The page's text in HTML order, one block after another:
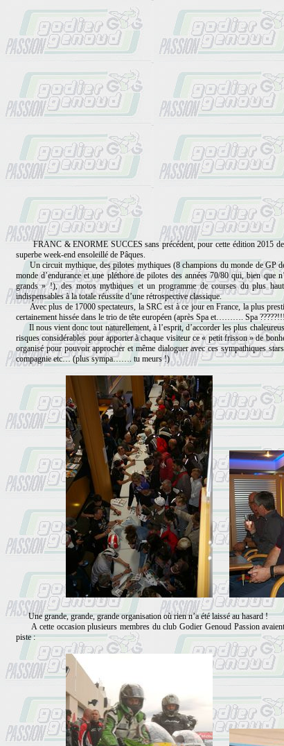
FRANC & ENORME SUCCES sans précédent, pour cette édition 2015 de
superbe week-end ensoleillé de Pâques.
Un circuit mythique, des pilotes mythiques (8 champions du monde de GP
monde d’endurance et une pléthore de pilotes des années 70/80 qui, bien que
grands » !), des motos mythiques et un programme de courses du plus
indispensables à la totale réussite d’une rétrospective classique.
Avec plus de 17000 spectateurs, la SRC est à ce jour en France, la plus
certainement hissée dans le trio de tête européen (après Spa et………. Spa
Il nous vient donc tout naturellement, à l’esprit, d’accorder les plus
risques considérables pour apporter à chaque visiteur ce « petit frisson » de
organisé pour pouvoir approcher et même dialoguer avec ces sympathiques
compagnie etc… (plus sympa……. tu meurs !)
Une grande, grande, grande organisation où rien n’a été laissé au hasard !
A cette occasion plusieurs membres du club Godier Genoud Passion
piste :